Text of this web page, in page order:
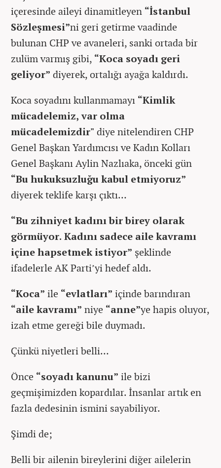
içeresinde aileyi dinamitleyen “İstanbul
Sözleşmesi”ni geri getirme vaadinde
bulunan CHP ve avaneleri, sanki ortada bir
zulüm varmış gibi, “Koca soyadı geri
geliyor” diyerek, ortalığı ayağa kaldırdı.
Koca soyadını kullanmamayı “Kimlik
mücadelemiz, var olma
mücadelemizdir" diye nitelendiren CHP
Genel Başkan Yardımcısı ve Kadın Kolları
Genel Başkanı Aylin Nazlıaka, önceki gün
“Bu hukuksuzluğu kabul etmiyoruz”
diyerek teklife karşı çıktı…
“Bu zihniyet kadını bir birey olarak
görmüyor. Kadını sadece aile kavramı
içine hapsetmek istiyor” şeklinde
ifadelerle AK Parti’yi hedef aldı.
“Koca” ile “evlatları” içinde barındıran
“aile kavramı” niye “anne”ye hapis oluyor,
izah etme gereği bile duymadı.
Çünkü niyetleri belli…
Önce “soyadı kanunu” ile bizi
geçmişimizden kopardılar. İnsanlar artık en
fazla dedesinin ismini sayabiliyor.
Şimdi de;
Belli bir ailenin bireylerini diğer ailelerin